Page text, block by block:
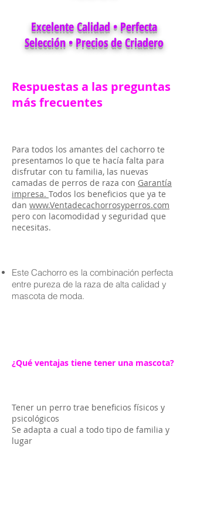
Excelente Calidad • Perfecta
Selección • Precios de Criadero
Respuestas a las preguntas
más frecuentes
Para todos los amantes del cachorro te
presentamos lo que te hacía falta para
disfrutar con tu familia, las nuevas
camadas de perros de raza con Garantía
impresa. Todos los beneficios que ya te
dan www.Ventadecachorrosyperros.com
pero con lacomodidad y seguridad que
necesitas.
Este Cachorro es la combinación perfecta
entre pureza de la raza de alta calidad y
mascota de moda.
¿Qué ventajas tiene tener una mascota?
Tener un perro trae beneficios físicos y
psicológicos
Se adapta a cual a todo tipo de familia y
lugar